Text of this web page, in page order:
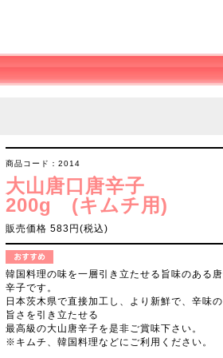
商品コード：2014
大山唐口唐辛子
200g (キムチ用)
販売価格 583円(税込)
韓国料理の味を一層引き立たせる旨味のある唐
辛子です。
日本茨木県で直接加工し、より新鮮で、辛味の
旨さを引き立たせる
最高級の大山唐辛子を是非ご賞味下さい。
※キムチ、韓国料理などにご利用ください。